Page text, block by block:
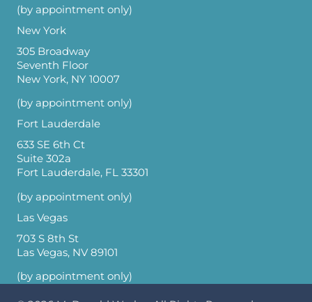
(by appointment only)
New York
305 Broadway
Seventh Floor
New York, NY 10007
(by appointment only)
Fort Lauderdale
633 SE 6th Ct
Suite 302a
Fort Lauderdale, FL 33301
(by appointment only)
Las Vegas
703 S 8th St
Las Vegas, NV 89101
(by appointment only)